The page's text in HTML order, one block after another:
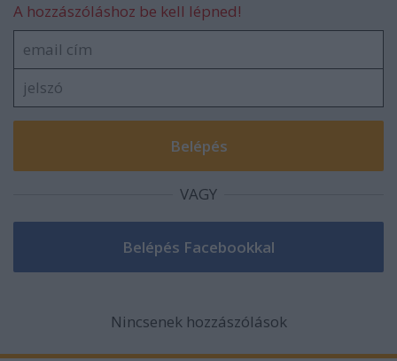
A hozzászóláshoz be kell lépned!
VAGY
Nincsenek hozzászólások